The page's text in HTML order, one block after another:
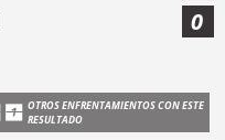
0
OTROS ENFRENTAMIENTOS CON ESTE
RESULTADO